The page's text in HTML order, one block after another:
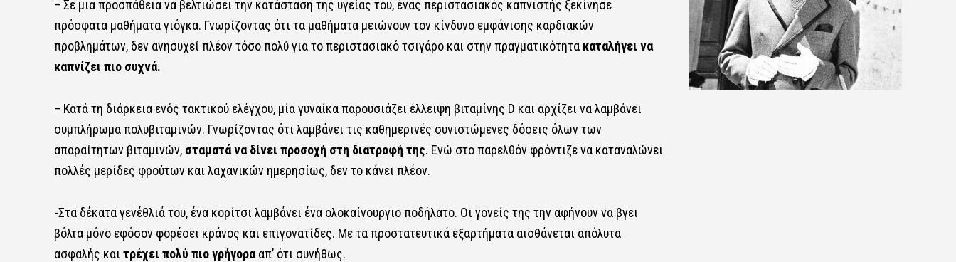
– Σε μια προσπάθεια να βελτιώσει την κατάσταση της υγείας του, ένας περιστασιακός καπνιστής ξεκίνησε
πρόσφατα μαθήματα γιόγκα. Γνωρίζοντας ότι τα μαθήματα μειώνουν τον κίνδυνο εμφάνισης καρδιακών
προβλημάτων, δεν ανησυχεί πλέον τόσο πολύ για το περιστασιακό τσιγάρο και στην πραγματικότητακαταλήγει να
καπνίζει πιο συχνά.
– Κατά τη διάρκεια ενός τακτικού ελέγχου, μία γυναίκα παρουσιάζει έλλειψη βιταμίνης D και αρχίζει να λαμβάνει
συμπλήρωμα πολυβιταμινών. Γνωρίζοντας ότι λαμβάνει τις καθημερινές συνιστώμενες δόσεις όλων των
απαραίτητων βιταμινών, σταματά να δίνει προσοχή στη διατροφή της. Ενώ στο παρελθόν φρόντιζε να καταναλώνει
πολλές μερίδες φρούτων και λαχανικών ημερησίως, δεν το κάνει πλέον.
-Στα δέκατα γενέθλιά του, ένα κορίτσι λαμβάνει ένα ολοκαίνουργιο ποδήλατο. Οι γονείς της την αφήνουν να βγει
βόλτα μόνο εφόσον φορέσει κράνος και επιγονατίδες. Με τα προστατευτικά εξαρτήματα αισθάνεται απόλυτα
ασφαλής και τρέχει πολύ πιο γρήγορααπ’ ότι συνήθως.